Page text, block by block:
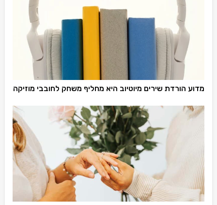
מדוע הורדת שירים מיוטיוב היא מחליף משחק לחובבי מוזיקה